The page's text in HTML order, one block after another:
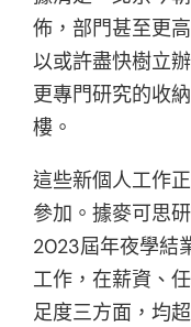
佈，部門甚至更
以或許盡快樹立
更專門研究的收
樓。
這些新個人工作
參加。據麥可思
2023屆年夜學結
工作，在薪資、
足度三方面，均